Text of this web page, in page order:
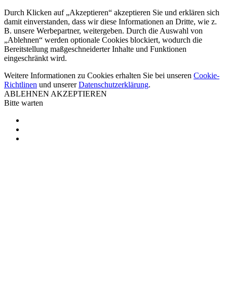
Durch Klicken auf „Akzeptieren“ akzeptieren Sie und erklären sich
damit einverstanden, dass wir diese Informationen an Dritte, wie z.
B. unsere Werbepartner, weitergeben. Durch die Auswahl von
„Ablehnen“ werden optionale Cookies blockiert, wodurch die
Bereitstellung maßgeschneiderter Inhalte und Funktionen
eingeschränkt wird.
Weitere Informationen zu Cookies erhalten Sie bei unseren Cookie-
Richtlinen und unsererDatenschutzerklärung.
ABLEHNEN AKZEPTIEREN
Bitte warten